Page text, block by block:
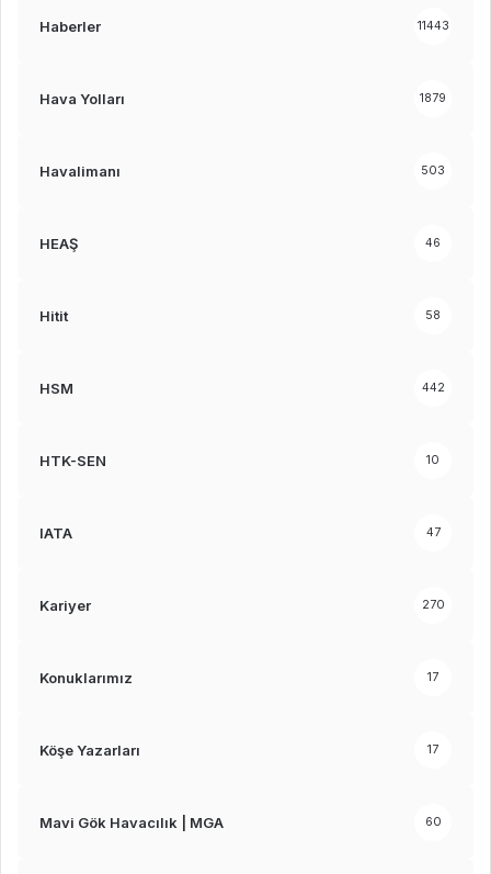
Haberler 11443
Hava Yolları 1879
Havalimanı 503
HEAŞ 46
Hitit 58
HSM 442
HTK-SEN 10
IATA 47
Kariyer 270
Konuklarımız 17
Köşe Yazarları 17
Mavi Gök Havacılık | MGA 60